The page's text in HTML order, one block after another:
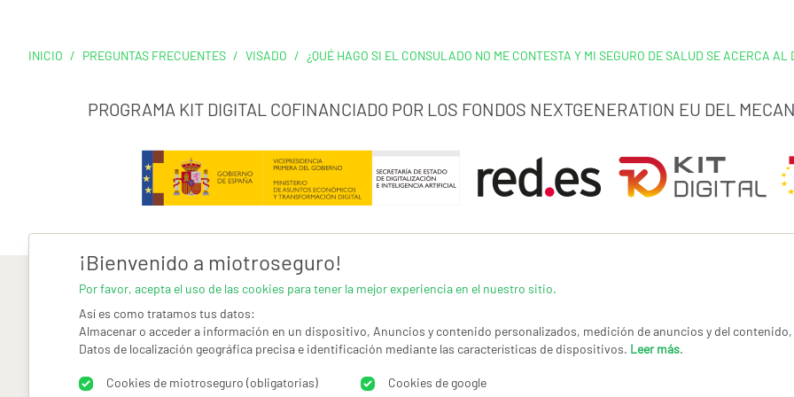
INICIO / PREGUNTAS FRECUENTES / VISADO / ¿QUÉ HAGO SI EL CONSULADO NO ME CONTESTA Y MI SEGURO DE SALUD SE ACERCA
PROGRAMA KIT DIGITAL COFINANCIADO POR LOS FONDOS NEXTGENERATION EU DEL
AVISO LEGAL CONDICIONES GENERALES DE USO POLÍTICA DE PRIVACIDAD |CANAL DE DENUNCIAS |COOKIES
¡Bienvenido a miotroseguro!
Por favor, acepta el uso de las cookies para tener la mejor experiencia en el nuestro sitio.
Así es como tratamos tus datos:
Almacenar o acceder a información en un dispositivo, Anuncios y contenido personalizados, medición de anuncios y del
Datos de localización geográfica precisa e identificación mediante las características de dispositivos. Leer más.
Cookies de miotroseguro (obligatorias) Cookies de google